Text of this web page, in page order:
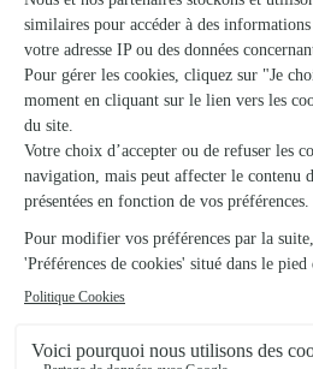
Ils ont fait livrer des
Loubers
Bonjour,
Bonjour, Juste quelques soucis sur
Est ce normal ?